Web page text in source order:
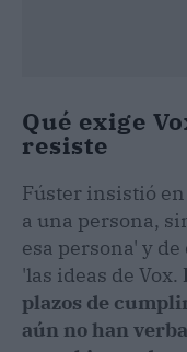
Qué exige
resiste
Fúster insistió en
a una persona,
esa persona' y
'las ideas de Vox.
plazos de
aún no han